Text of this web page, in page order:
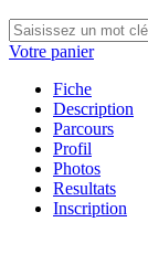
Votre panier
Fiche
Description
Parcours
Profil
Photos
Resultats
Inscription